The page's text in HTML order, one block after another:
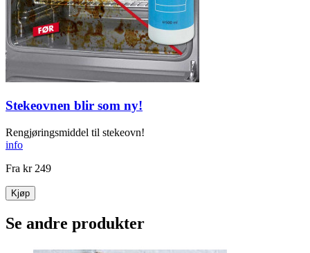
Stekeovnen blir som ny!
Rengjøringsmiddel til stekeovn!
info
Fra kr 249
Kjøp
Se andre produkter